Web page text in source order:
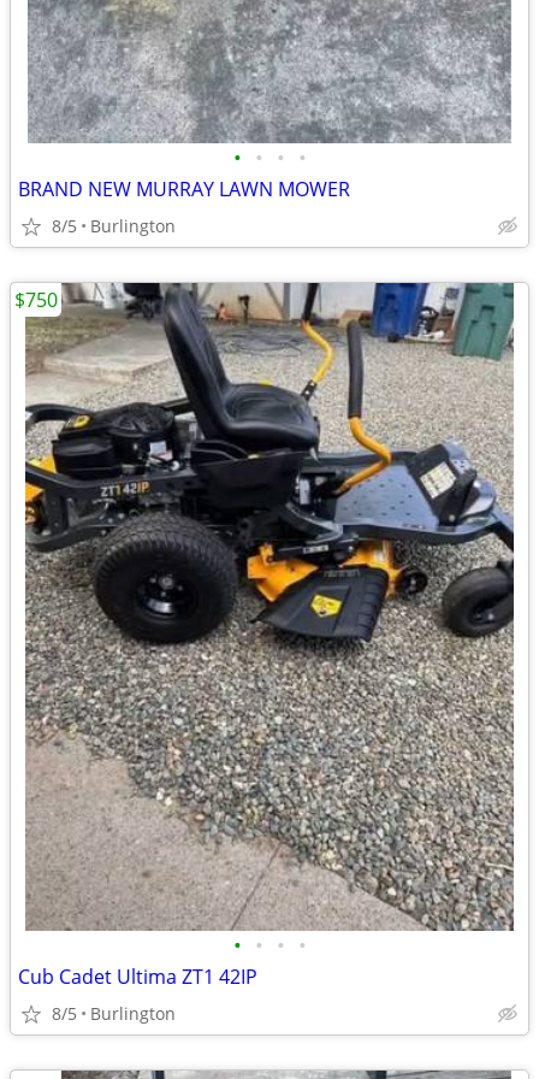
• • • •
BRAND NEW MURRAY LAWN MOWER
8/5 Burlington
• • • •
Cub Cadet Ultima ZT1 42IP
8/5 Burlington
$750